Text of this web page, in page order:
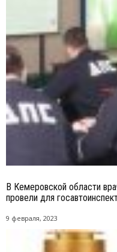
В Кемеровской области
провели для
9 февраля, 2023